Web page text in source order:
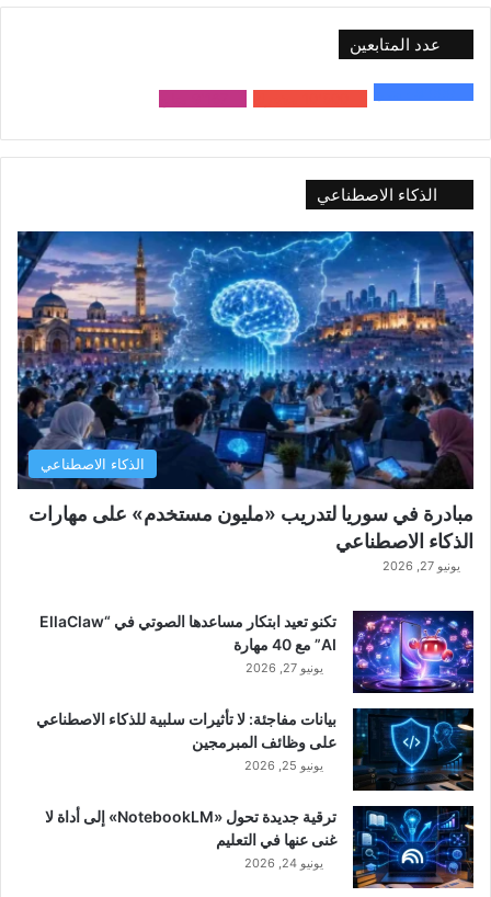
عدد المتابعين
الذكاء الاصطناعي
الذكاء الاصطناعي
مبادرة في سوريا لتدريب «مليون مستخدم» على مهارات
الذكاء الاصطناعي
يونيو 27, 2026
تكنو تعيد ابتكار مساعدها الصوتي في “EllaClaw
AI” مع 40 مهارة
يونيو 27, 2026
بيانات مفاجئة: لا تأثيرات سلبية للذكاء الاصطناعي
على وظائف المبرمجين
يونيو 25, 2026
ترقية جديدة تحول «NotebookLM» إلى أداة لا
غنى عنها في التعليم
يونيو 24, 2026